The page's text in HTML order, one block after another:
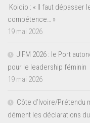
Koidio : « Il faut dépasser
compétence… »
19 mai 2026
JIFM 2026 : le Port
pour le leadership féminin
19 mai 2026
Côte d’Ivoire/Prétendu
dément les déclarations